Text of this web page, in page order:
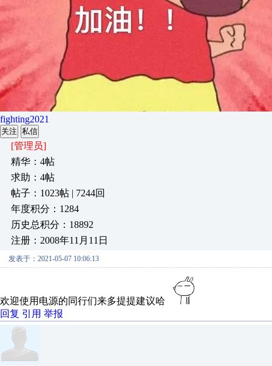
fighting2021
关注 私信
[管理员]
精华：4帖
求助：4帖
帖子：1023帖 | 7244回
年度积分：1284
历史总积分：18892
注册：2008年11月11日
发表于：2021-05-07 10:06:13
欢迎使用电源的同行们来多提提建议哈
回复 引用 举报